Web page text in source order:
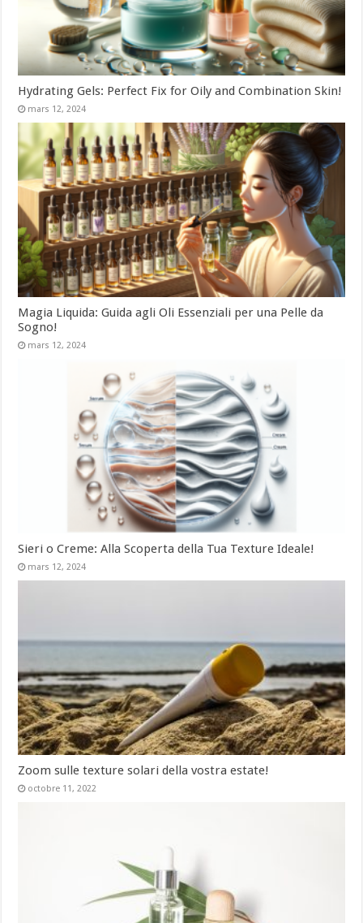
Hydrating Gels: Perfect Fix for Oily and Combination Skin!
mars 12, 2024
Magia Liquida: Guida agli Oli Essenziali per una Pelle da
Sogno!
mars 12, 2024
Sieri o Creme: Alla Scoperta della Tua Texture Ideale!
mars 12, 2024
Zoom sulle texture solari della vostra estate!
octobre 11, 2022